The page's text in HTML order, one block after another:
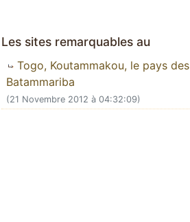
Les sites remarquables au
Togo, Koutammakou, le pays des
Batammariba
(21 Novembre 2012 à 04:32:09)